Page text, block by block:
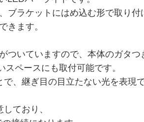
ブラケットにはめ込む形で取り付
きます。
ついていますので、本体のガタつ
ペースにも取付可能です。
、継ぎ目の目立たない光を表現で
ており、